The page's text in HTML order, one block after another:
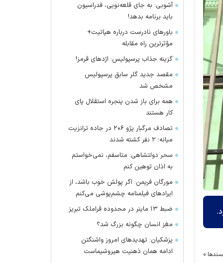
۰
آشوبی: به جای قلعه‌نویی، فدراسیون
باید برنامه بدهد!
باور‌های نادرست درباره هپاتیت+
مؤثرترین راه مقابله
گزینه جذاب پرسپولیس: اژد‌های قرمز!
مقصد جدید گلر سابق پرسپولیس
مشخص شد
همه برای باز شدن پنجره استقلال پای
کار هستند
تصادف مرگبار پژو ۲۰۶ در جاده ترانزیت
میانه؛ ۲ نفر کشته شدند
سحر دولتشاهی: متاسفم، نمی‌خواستم
به اذان توهین کنم
مورگان فریمن: اگر پولش خوب باشد، از
ایراد‌های فیلمنامه چشم‌پوشی می‌کنم
ضبط ۱۳ ماینر در محدوده قراملک تبریز
مغز انسان چگونه بزرگ شد؟
پزشکیان: تهدید‌های امروز واشنگتن
ادامه همان ذهنیت هیروشیماست